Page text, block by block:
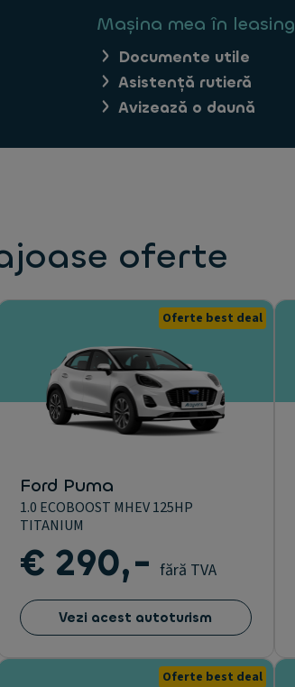
Mașina mea în leasing
Documente utile
Asistență rutieră
Avizează o daună
oferte
Oferte best deal
Ford Puma
1.0 ECOBOOST MHEV 125HP
TITANIUM
€ 290,- fără TVA
Vezi acest autoturism
Oferte best deal